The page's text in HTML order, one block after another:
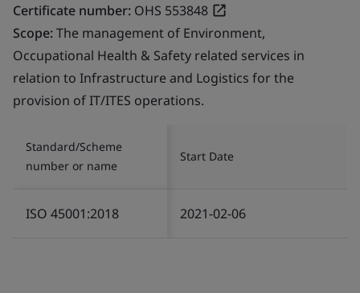
Certificate number: OHS 553848
Scope:The management of Environment,
Occupational Health & Safety related services in
relation to Infrastructure and Logistics for the
provision of IT/ITES operations.
Standard/Scheme
number or name
Start Date
ISO 45001:2018 2021-02-06